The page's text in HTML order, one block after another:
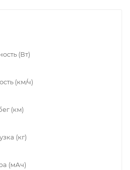
(Вт)
(км/ч)
(км)
(кг)
(мАч)